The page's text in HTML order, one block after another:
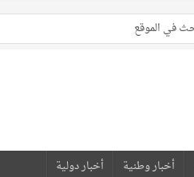
أخبار وطنية أخبار دولية